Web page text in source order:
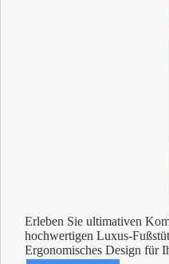
Erleben Sie ultimativen
hochwertigen Luxus-
Ergonomisches Design für